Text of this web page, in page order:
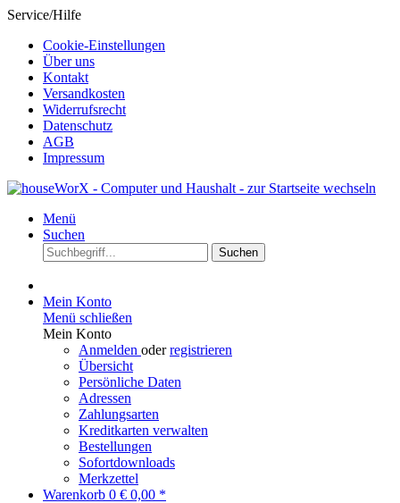
Service/Hilfe
Cookie-Einstellungen
Über uns
Kontakt
Versandkosten
Widerrufsrecht
Datenschutz
AGB
Impressum
Menü
Suchen
Suchen
Mein Konto
Menü schließen
Mein Konto
Anmelden oderregistrieren
Übersicht
Persönliche Daten
Adressen
Zahlungsarten
Kreditkarten verwalten
Bestellungen
Sofortdownloads
Merkzettel
Warenkorb 0 € 0,00 *